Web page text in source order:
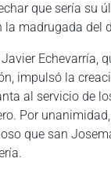
que sería su
la madrugada del
Javier Echevarría,
impulsó la
al servicio de
Por
que san